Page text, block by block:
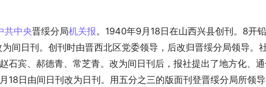
共中央晋绥分局机关报。1940年9月18日在山西兴县创刊。8开
间日刊。创刊时由晋西北区党委领导，后改归晋绥分局领导。
石宾、郝德青、常芝青。改为间日刊后，报社提出了地方化、
18日由间日刊改为日刊。用五分之三的版面刊登晋绥分局所领